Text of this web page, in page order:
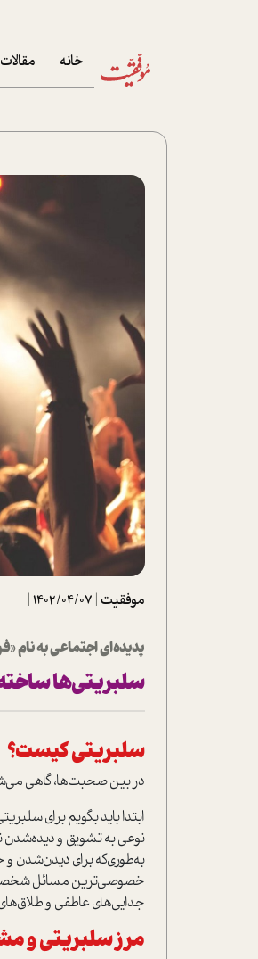
خانه مقالات
زندگی
کار
پلاس
شیوانا
موفقیت |
1402/04/07
|
پدیده‌ای اجتماعی به
سلبریتی‌ها
سلبریتی کیست؟
در بین صحبت‌ها، گاهی
ابتدا باید بگویم برای
نوعی به تشویق و دیده‌شدن
به‌طوری‌که برای دیدن‌شدن و
خصوصی‌ترین مسائل شخصی
جدایی‌های عاطفی و
مرز سلبریتی و